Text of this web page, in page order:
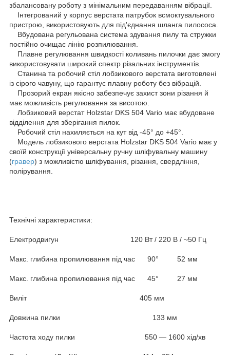
збалансовану роботу з мінімальним передаванням вібрації.
Інтегрований у корпус верстата патрубок всмоктувального
пристрою, використовують для під'єднання шланга пилососа.
Вбудована регульована система здування пилу та стружки
постійно очищає лінію розпилювання.
Плавне регулювання швидкості коливань пилочки дає змогу
використовувати широкий спектр різальних інструментів.
Станина та робочий стіл лобзикового верстата виготовлені
із сірого чавуну, що гарантує плавну роботу без вібрацій.
Прозорий екран якісно забезпечує захист зони різання й
має можливість регулювання за висотою.
Лобзиковий верстат Holzstar DKS 504 Vario має вбудоване
відділення для зберігання пилок.
Робочий стіл нахиляється на кут від -45° до +45°.
Модель лобзикового верстата Holzstar DKS 504 Vario має у
своїй конструкції універсальну ручну шліфувальну машину
(гравер) з можливістю шліфування, різання, свердління,
полірування.
Технічні характеристики:
Електродвигун 120 Вт / 220 В / ~50 Гц
Макс. глибина пропилювання під час 90° 52 мм
Макс. глибина пропилювання під час 45° 27 мм
Виліт 405 мм
Довжина пилки 133 мм
Частота ходу пилки 550 — 1600 хід/хв